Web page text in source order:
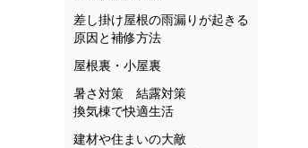
差し掛け屋根の雨漏りが起きる
原因と補修方法
屋根裏・小屋裏
暑さ対策 結露対策
換気棟で快適生活
建材や住まいの大敵